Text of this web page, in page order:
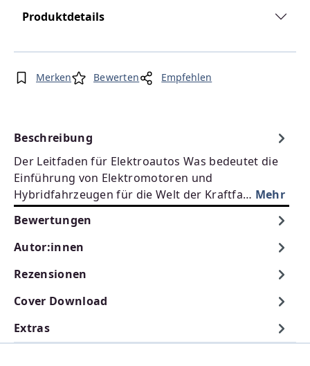
Produktdetails
Merken Bewerten Empfehlen
Beschreibung
Der Leitfaden für Elektroautos Was bedeutet die
Einführung von Elektromotoren und
Hybridfahrzeugen für die Welt der Kraftfa… Mehr
Bewertungen
Autor:innen
Rezensionen
Cover Download
Extras